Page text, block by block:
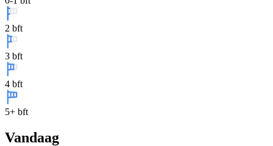
2 bft
3 bft
4 bft
5+ bft
Vandaag